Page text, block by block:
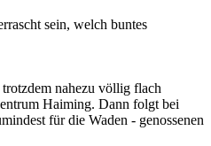
sein, welch buntes
nahezu völlig flach
Haiming. Dann folgt bei
für die Waden - genossenen